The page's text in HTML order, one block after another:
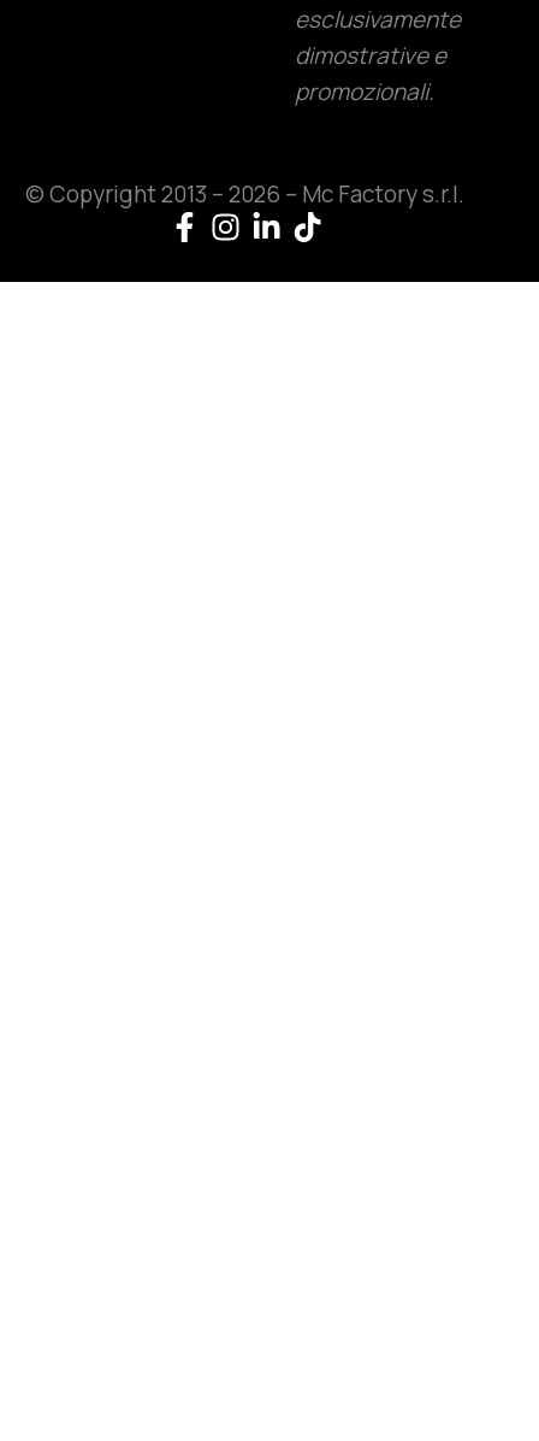
esclusivamente
dimostrative e
promozionali.
© Copyright 2013 – 2026 – Mc Factory s.r.l.